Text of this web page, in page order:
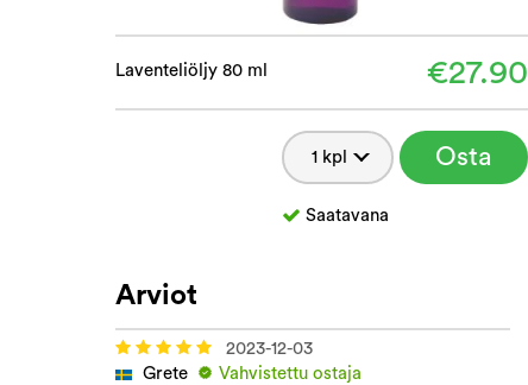
Laventeliöljy 80 ml €27.90
Osta
Saatavana
Arviot
2023-12-03
Grete
Vahvistettu ostaja